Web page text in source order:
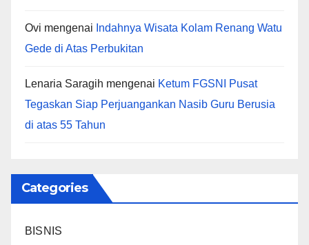
Ovi mengenai Indahnya Wisata Kolam Renang Watu
Gede di Atas Perbukitan
Lenaria Saragih mengenai Ketum FGSNI Pusat
Tegaskan Siap Perjuangankan Nasib Guru Berusia
di atas 55 Tahun
Categories
BISNIS